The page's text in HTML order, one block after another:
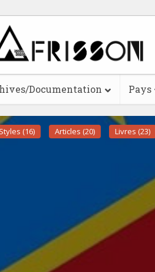
Documentation Pays
Styles (16) Articles (20) Livres (23)